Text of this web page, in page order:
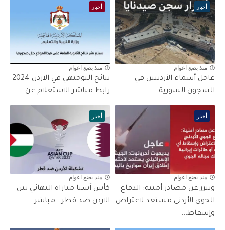
أخبار
منذ بضع اعوام
عاجل أسماء الأردنيين في
السجون السورية
أخبار
منذ بضع اعوام
نتائج التوجيهي في الاردن 2024
رابط مباشر الاستعلام عن...
أخبار
منذ بضع اعوام
ويترز عن مصادر أمنية: الدفاع
الجوي الأردني مستعد لاعتراض
وإسقاط...
أخبار
منذ بضع اعوام
كأس آسيا مباراة النهائي بين
الاردن ضد قطر - مباشر